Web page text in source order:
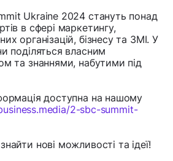
Ukraine 2024 стануть понад
в сфері маркетингу,
організацій, бізнесу та ЗМІ. У
поділяться власним
та знаннями, набутими під
доступна на нашому
2-sbc-summit-
нові можливості та ідеї!